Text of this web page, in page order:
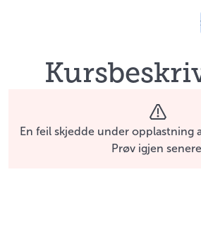
En feil skjedde under opplastning
Prøv igjen